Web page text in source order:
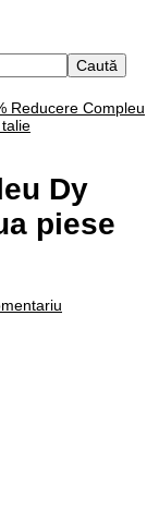
Reducere Compleu
Dy
piese